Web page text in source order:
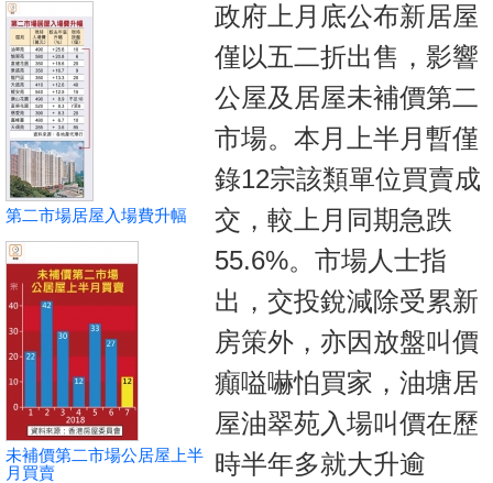
按
揭
地
產
博
客
地
產
新
聞
數
據
公
佈
第二市場居屋入場費升幅
未補價第二市場公居屋上半
月買賣
政府上月底公布新居屋
僅以五二折出售，影響
公屋及居屋未補價第二
市場。本月上半月暫僅
錄12宗該類單位買賣成
交，較上月同期急跌
55.6%。市場人士指
出，交投銳減除受累新
房策外，亦因放盤叫價
癲嗌嚇怕買家，油塘居
屋油翠苑入場叫價在歷
時半年多就大升逾